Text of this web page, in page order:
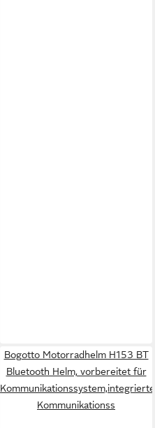
Bogotto Motorradhelm H153 BT
Bluetooth Helm, vorbereitet für
Kommunikationss